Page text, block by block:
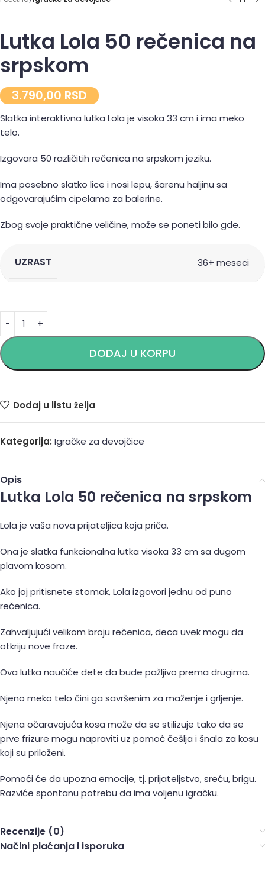
Lutka Lola 50 rečenica na
srpskom
3.790,00 RSD
Slatka interaktivna lutka Lola je visoka 33 cm i ima meko
telo.
Izgovara 50 različitih rečenica na srpskom jeziku.
Ima posebno slatko lice i nosi lepu, šarenu haljinu sa
odgovarajućim cipelama za balerine.
Zbog svoje praktične veličine, može se poneti bilo gde.
UZRAST 36+ meseci
DODAJ U KORPU
Alternative:
Dodaj u listu želja
Kategorija: Igračke za devojčice
Opis
Lutka Lola 50 rečenica na srpskom
Lola je vaša nova prijateljica koja priča.
Ona je slatka funkcionalna lutka visoka 33 cm sa dugom
plavom kosom.
Ako joj pritisnete stomak, Lola izgovori jednu od puno
rečenica.
Zahvaljujući velikom broju rečenica, deca uvek mogu da
otkriju nove fraze.
Ova lutka naučiće dete da bude pažljivo prema drugima.
Njeno meko telo čini ga savršenim za maženje i grljenje.
Njena očaravajuća kosa može da se stilizuje tako da se
prve frizure mogu napraviti uz pomoć češlja i šnala za kosu
koji su priloženi.
Pomoći će da upozna emocije, tj. prijateljstvo, sreću, brigu.
Razviće spontanu potrebu da ima voljenu igračku.
Recenzije (0)
Načini plaćanja i isporuka